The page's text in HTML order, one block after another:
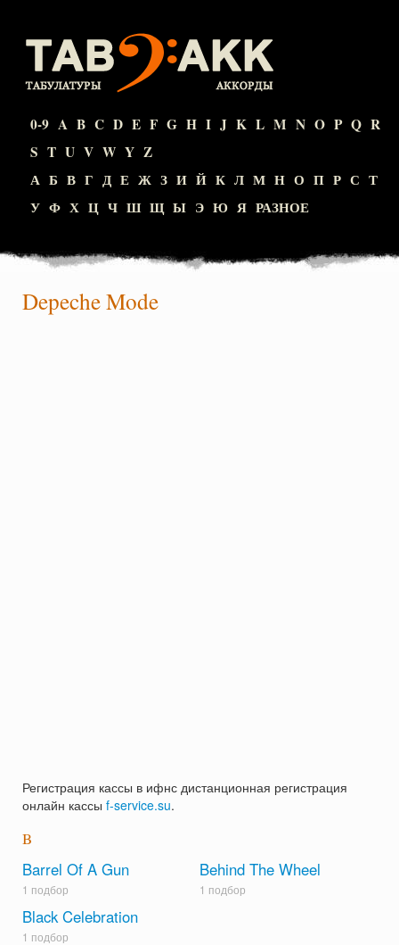
0-9 A B C D E F G H I J K L M N O P Q R
S T U V W Y Z
А Б В Г Д Е Ж З И Й К Л М Н О П Р С Т
У Ф Х Ц Ч Ш Щ Ы Э Ю Я РАЗНОЕ
Depeche Mode
Регистрация кассы в ифнс дистанционная регистрация
онлайн кассы f-service.su.
B
Barrel Of A Gun
1 подбор
Behind The Wheel
1 подбор
Black Celebration
1 подбор